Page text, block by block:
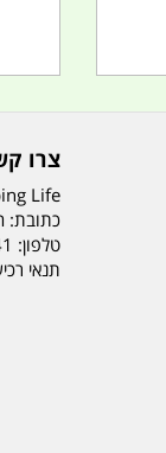
צרו
Life
כתובת: הדס 19
טלפון:
תנאי